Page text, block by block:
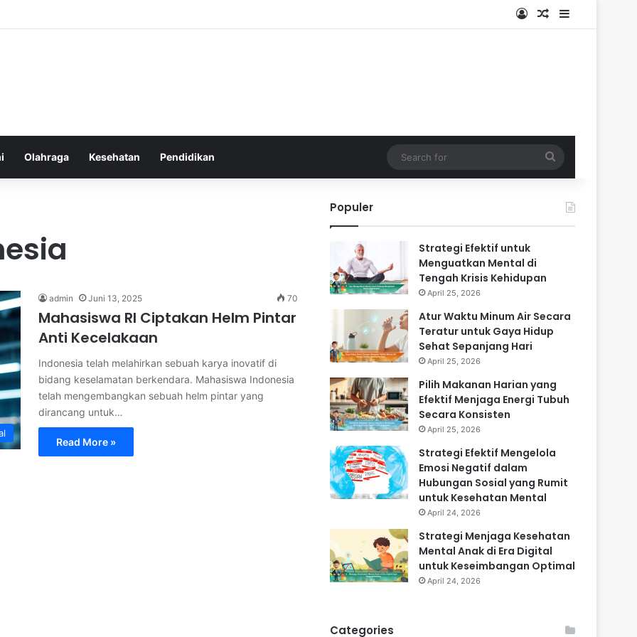
Log InRandom Article
Sidebar
Olahraga Kesehatan Pendidikan
for
admin Juni 13, 2025 70
Mahasiswa RI Ciptakan Helm Pintar
Anti Kecelakaan
Indonesia telah melahirkan sebuah karya inovatif di
bidang keselamatan berkendara. Mahasiswa Indonesia
telah mengembangkan sebuah helm pintar yang
dirancang untuk…
Read More »
Populer
Strategi Efektif untuk
Menguatkan Mental di
Tengah Krisis Kehidupan
April 25, 2026
Atur Waktu Minum Air Secara
Teratur untuk Gaya Hidup
Sehat Sepanjang Hari
April 25, 2026
Pilih Makanan Harian yang
Efektif Menjaga Energi Tubuh
Secara Konsisten
April 25, 2026
Strategi Efektif Mengelola
Emosi Negatif dalam
Hubungan Sosial yang Rumit
untuk Kesehatan Mental
April 24, 2026
Strategi Menjaga Kesehatan
Mental Anak di Era Digital
untuk Keseimbangan Optimal
April 24, 2026
Categories